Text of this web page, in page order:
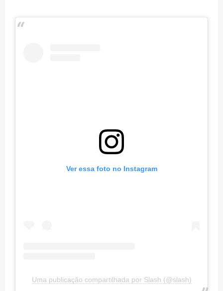
Ver essa foto no Instagram
Uma publicação compartilhada por Slash (@slash)